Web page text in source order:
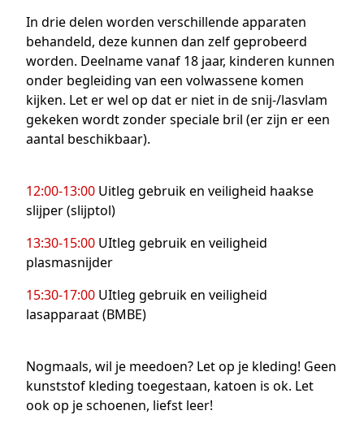
In drie delen worden verschillende apparaten
behandeld, deze kunnen dan zelf geprobeerd
worden. Deelname vanaf 18 jaar, kinderen kunnen
onder begleiding van een volwassene komen
kijken. Let er wel op dat er niet in de snij-/lasvlam
gekeken wordt zonder speciale bril (er zijn er een
aantal beschikbaar).
12:00-13:00 Uitleg gebruik en veiligheid haakse
slijper (slijptol)
13:30-15:00 UItleg gebruik en veiligheid
plasmasnijder
15:30-17:00 UItleg gebruik en veiligheid
lasapparaat (BMBE)
Nogmaals, wil je meedoen? Let op je kleding! Geen
kunststof kleding toegestaan, katoen is ok. Let
ook op je schoenen, liefst leer!